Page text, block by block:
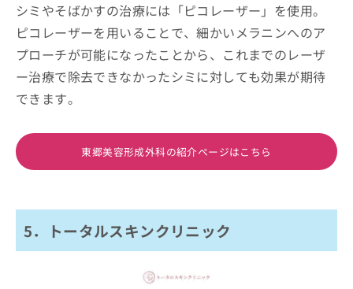
シミやそばかすの治療には「ピコレーザー」を使用。
ピコレーザーを用いることで、細かいメラニンへのア
プローチが可能になったことから、これまでのレーザ
ー治療で除去できなかったシミに対しても効果が期待
できます。
東郷美容形成外科の紹介ページはこちら
5．トータルスキンクリニック